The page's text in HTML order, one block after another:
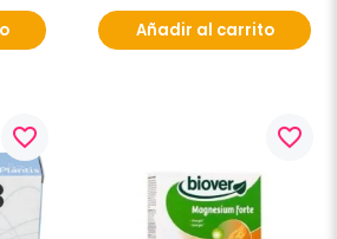
Añadir al carrito
favorite_border favorite_border